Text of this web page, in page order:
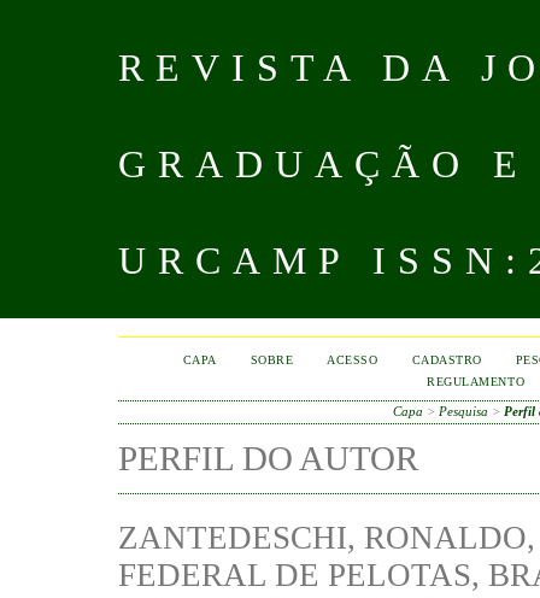
REVISTA DA
GRADUAÇÃO
URCAMP
CAPA SOBRE ACESSO CADASTRO
REGULAMENTO
Capa > Pesquisa > Perfil
PERFIL DO AUTOR
ZANTEDESCHI,
FEDERAL DE PELOTAS,